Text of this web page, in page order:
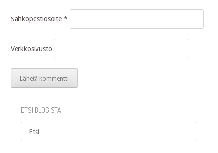
Sähköpostiosoite*
Verkkosivusto
ETSI BLOGISTA
Etsi